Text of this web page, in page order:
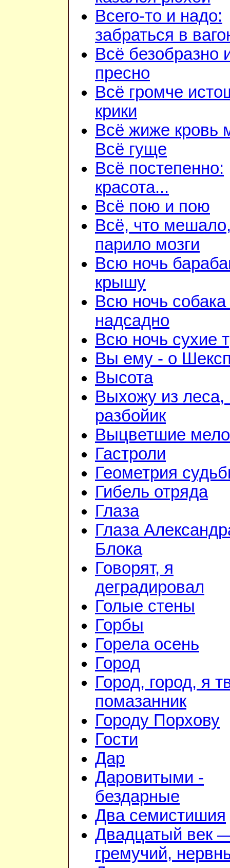
Всего-то и надо:
забраться в
Всё безобразно
пресно
Всё громче
крики
Всё жиже кровь
Всё гуще
Всё постепенно:
красота...
Всё пою и пою
Всё, что
парило мозги
Всю ночь
крышу
Всю ночь
надсадно
Всю ночь сухие
Вы ему - о
Высота
Выхожу из леса,
разбойик
Выцветшие
Гастроли
Геометрия
Гибель отряда
Глаза
Глаза
Блока
Говорят, я
деградировал
Голые стены
Горбы
Горела осень
Город
Город, город, я
помазанник
Городу Порхову
Гости
Дар
Даровитыми -
бездарные
Два семистишия
Двадцатый век
гремучий,